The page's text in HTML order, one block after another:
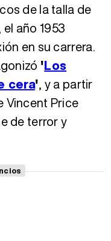
de la talla de
el año 1953
en su carrera.
'Los
cera', y a partir
Vincent Price
de terror y